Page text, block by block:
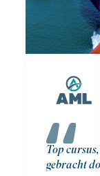
Top
gebracht